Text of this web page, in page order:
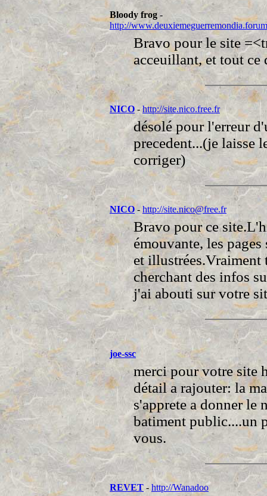
Bloody frog -
http://
Bravo pour le site
acceuillant, et tout ce
NICO - http://site.nico.free.fr
désolé pour l'erreur
precedent...(je laisse
corriger)
NICO- http://site.nico@free.fr
Bravo pour ce
émouvante, les
et illustrées.Vraiment
cherchant des infos
j'ai abouti sur votre
joe-ssc
merci pour votre site
détail a rajouter: la
s'apprete a donner le
batiment public....un
vous.
REVET - http://Wanadoo